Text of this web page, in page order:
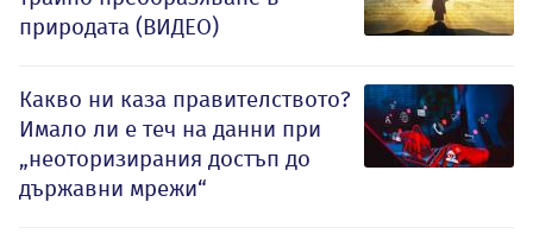
природата (ВИДЕО)
Какво ни каза правителството?
Имало ли е теч на данни при
„неоторизирания достъп до
държавни мрежи“